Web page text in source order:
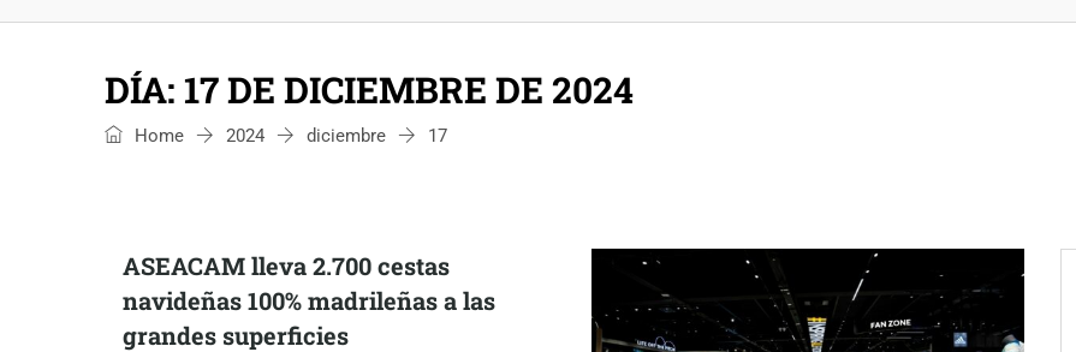
DÍA: 17 DE DICIEMBRE DE 2024
Home 2024 diciembre 17
ASEACAM lleva 2.700 cestas
navideñas 100% madrileñas a las
grandes superficies